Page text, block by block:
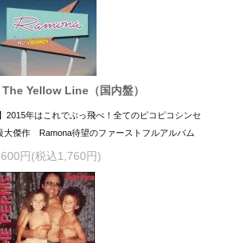
Yellow Line（国内盤）
2015年はこれでぶっ飛べ！全てのピコピコシンセ
大傑作 Ramona待望のファーストフルアルバム
円(税込1,760円)